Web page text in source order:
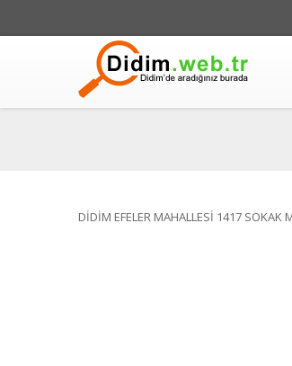
DİDİM EFELER MAHALLESİ 1417 SOKAK